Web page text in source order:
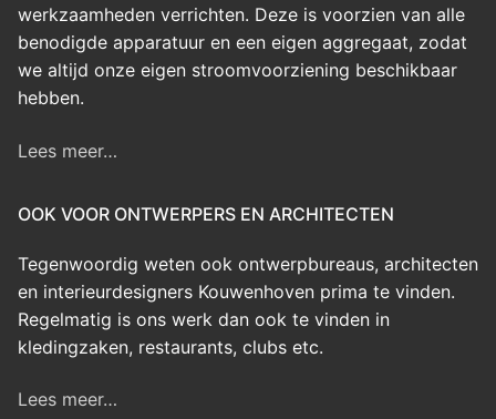
werkzaamheden verrichten. Deze is voorzien van alle
benodigde apparatuur en een eigen aggregaat, zodat
we altijd onze eigen stroomvoorziening beschikbaar
hebben.
Lees meer…
OOK VOOR ONTWERPERS EN ARCHITECTEN
Tegenwoordig weten ook ontwerpbureaus, architecten
en interieurdesigners Kouwenhoven prima te vinden.
Regelmatig is ons werk dan ook te vinden in
kledingzaken, restaurants, clubs etc.
Lees meer…